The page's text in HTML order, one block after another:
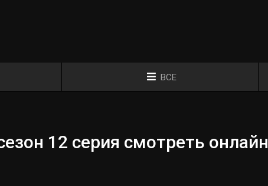
ВСЕ
12 серия смотреть онлайн